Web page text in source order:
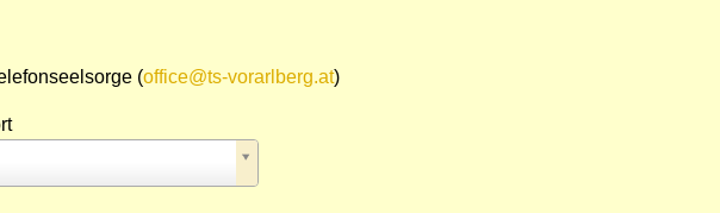
(office@ts-vorarlberg.at)